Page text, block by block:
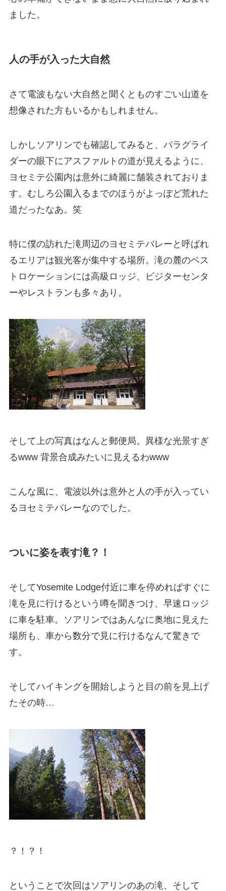
ました。
人の手が入った大自然
さて電波もない大自然と聞くとものすごい山道を
想像された方もいるかもしれません。
しかしソアリンでも確認してみると、パラグライ
ダーの眼下にアスファルトの道が見えるように、
ヨセミテ公園内は意外に綺麗に舗装されておりま
す。むしろ公園入るまでのほうがよっぽど荒れた
道だったなあ。笑
特に僕の訪れた滝周辺のヨセミテバレーと呼ばれ
るエリアは観光客が集中する場所。滝の麓のベス
トロケーションには高級ロッジ、ビジターセンタ
ーやレストランも多々あり。
そして上の写真はなんと郵便局。異様な光景すぎ
るwww 背景合成みたいに見えるわwww
こんな風に、電波以外は意外と人の手が入ってい
るヨセミテバレーなのでした。
ついに姿を表す滝？！
そしてYosemite Lodge付近に車を停めればすぐに
滝を見に行けるという噂を聞きつけ、早速ロッジ
に車を駐車。ソアリンではあんなに奥地に見えた
場所も、車から数分で見に行けるなんて驚きで
す。
そしてハイキングを開始しようと目の前を見上げ
たその時…
？！？！
ということで次回はソアリンのあの滝、そして